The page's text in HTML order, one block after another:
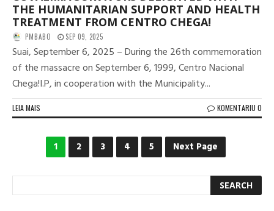
THE HUMANITARIAN SUPPORT AND HEALTH
TREATMENT FROM CENTRO CHEGA!
PMBABO SEP 09, 2025
Suai, September 6, 2025 – During the 26th commemoration
of the massacre on September 6, 1999, Centro Nacional
Chega!I.P, in cooperation with the Municipality...
LEIA MAIS KOMENTARIU 0
1 2 3 4 5 Next Page